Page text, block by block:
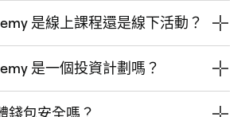
是線上課程還是線下活動？
是一個投資計劃嗎？
錢包安全嗎？